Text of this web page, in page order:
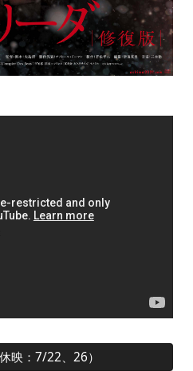
映：7/22、26）